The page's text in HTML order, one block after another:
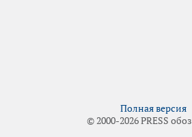
Полная версия
© 2000-2026 PRESS